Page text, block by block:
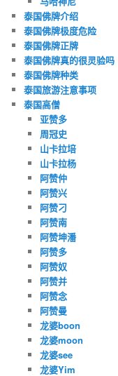
泰国佛牌介绍
泰国佛牌极度危险
泰国佛牌正牌
泰国佛牌真的很灵验吗
泰国佛牌种类
泰国旅游注意事项
泰国高僧
亚赞多
周冠史
山卡拉培
山卡拉杨
阿赞仲
阿赞兴
阿赞刁
阿赞南
阿赞坤潘
阿赞多
阿赞奴
阿赞并
阿赞念
阿赞曼
龙婆boon
龙婆moon
龙婆see
龙婆Yim